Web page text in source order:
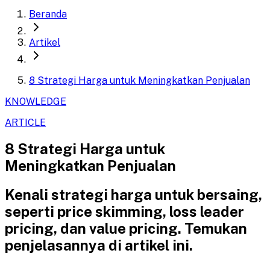
Beranda
Artikel
8 Strategi Harga untuk Meningkatkan Penjualan
KNOWLEDGE
ARTICLE
8 Strategi Harga untuk
Meningkatkan Penjualan
Kenali strategi harga untuk bersaing,
seperti price skimming, loss leader
pricing, dan value pricing. Temukan
penjelasannya di artikel ini.